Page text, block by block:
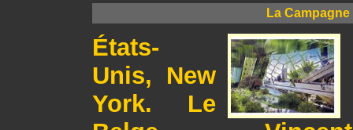
La
États-
Unis, New
York. Le